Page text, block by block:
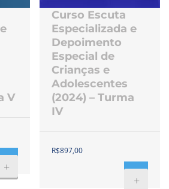
V
+
Curso Escuta
Especializada e
Depoimento
Especial de
Crianças e
Adolescentes
(2024) – Turma
IV
R$897,00
+